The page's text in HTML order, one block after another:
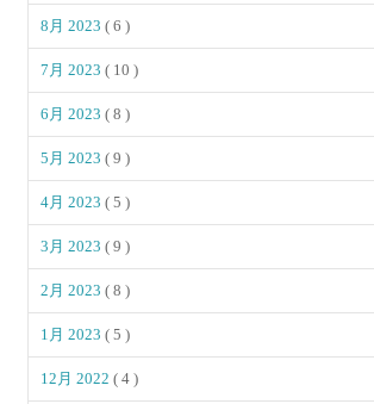
8月 2023( 6 )
7月 2023( 10 )
6月 2023( 8 )
5月 2023( 9 )
4月 2023( 5 )
3月 2023( 9 )
2月 2023( 8 )
1月 2023( 5 )
12月 2022( 4 )